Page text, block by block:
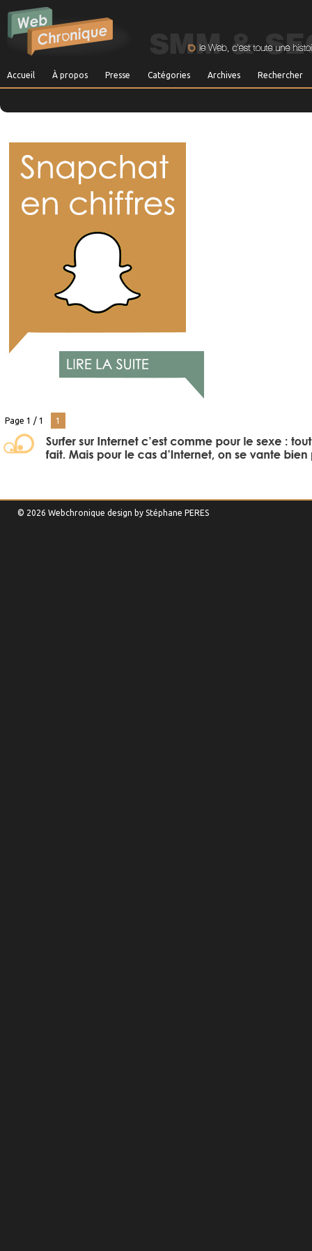
Accueil À propos Presse Catégories Archives Rechercher
Page 1 / 1 1
© 2026 Webchronique design by Stéphane PERES